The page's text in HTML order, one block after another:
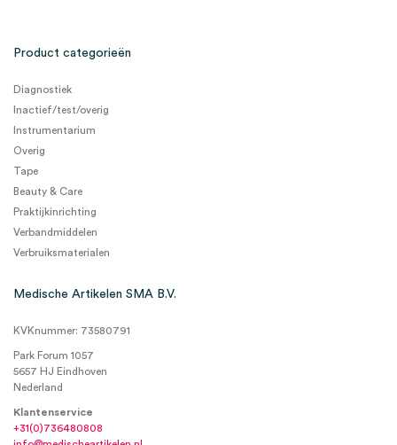
Product categorieën
Diagnostiek
Inactief/test/overig
Instrumentarium
Overig
Tape
Beauty & Care
Praktijkinrichting
Verbandmiddelen
Verbruiksmaterialen
Medische Artikelen SMA B.V.
KVKnummer: 73580791
Park Forum 1057
5657 HJ Eindhoven
Nederland
Klantenservice
+31(0)736480808